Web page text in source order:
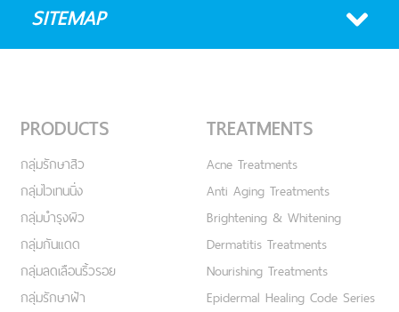
SITEMAP
PRODUCTS
กลุ่มรักษาสิว
กลุ่มไวเทนนิ่ง
กลุ่มบำรุงผิว
กลุ่มกันแดด
กลุ่มลดเลือนริ้วรอย
กลุ่มรักษาฝ้า
TREATMENTS
Acne Treatments
Anti Aging Treatments
Brightening & Whitening
Dermatitis Treatments
Nourishing Treatments
Epidermal Healing Code Series